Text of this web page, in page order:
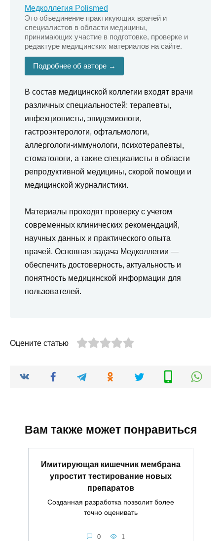
Медколлегия Polismed
Это объединение практикующих врачей и
специалистов в области медицины,
принимающих участие в подготовке, проверке и
редактуре медицинских материалов на сайте.
Подробнее об авторе →
В состав медицинской коллегии входят врачи
различных специальностей: терапевты,
инфекционисты, эпидемиологи,
гастроэнтерологи, офтальмологи,
аллергологи-иммунологи, психотерапевты,
стоматологи, а также специалисты в области
репродуктивной медицины, скорой помощи и
медицинской журналистики.
Материалы проходят проверку с учетом
современных клинических рекомендаций,
научных данных и практического опыта
врачей. Основная задача Медколлегии —
обеспечить достоверность, актуальность и
понятность медицинской информации для
пользователей.
Оцените статью
Вам также может понравиться
Имитирующая кишечник мембрана
упростит тестирование новых
препаратов
Созданная разработка позволит более
точно оценивать
0 1